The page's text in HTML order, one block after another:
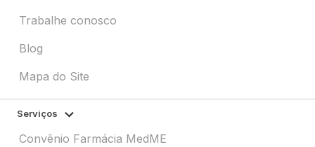
Trabalhe conosco
Blog
Mapa do Site
Serviços
Convênio Farmácia MedME